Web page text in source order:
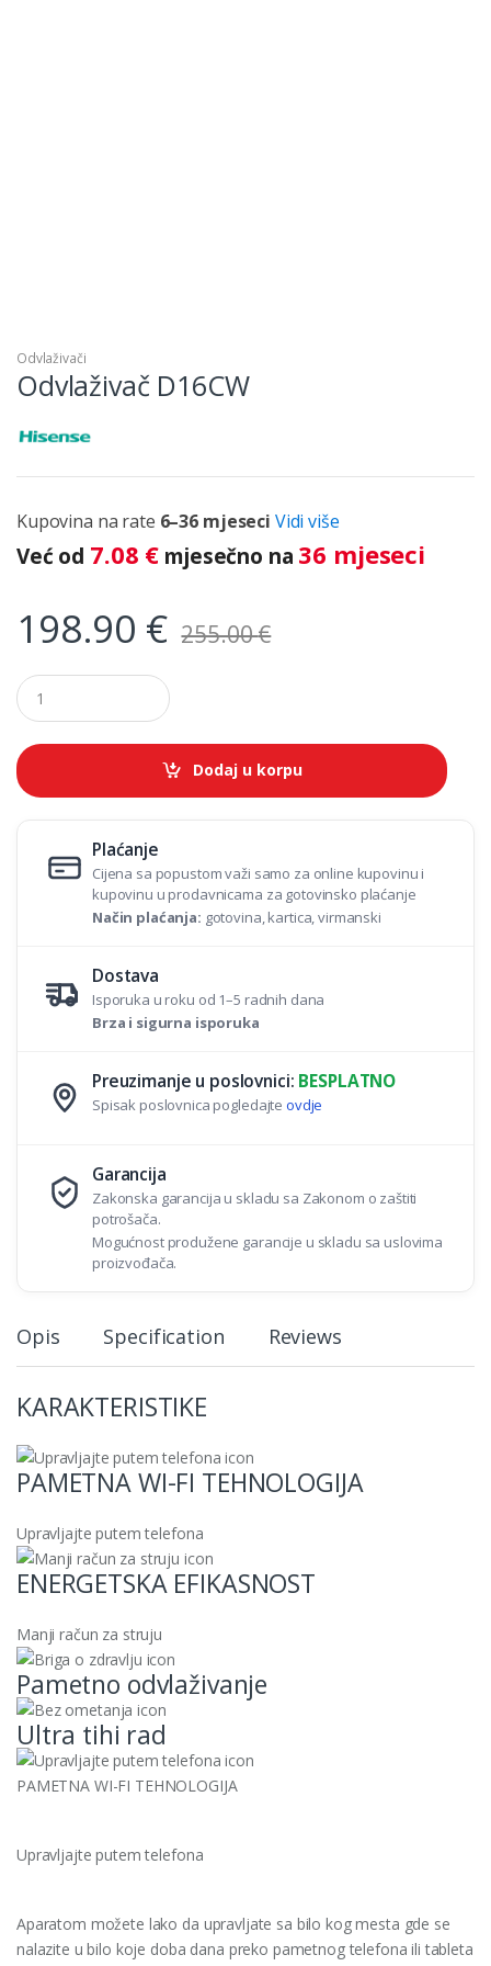
Odvlaživači
Odvlaživač D16CW
Kupovina na rate 6–36 mjeseci Vidi više
Već od 7.08 € mjesečno na 36 mjeseci
198.90 € 255.00€
Q
u
a
t
i
Dodaj u korpu
Plaćanje
Cijena sa popustom važi samo za online kupovinu i
kupovinu u prodavnicama za gotovinsko plaćanje
Način plaćanja: gotovina, kartica, virmanski
Dostava
Isporuka u roku od 1–5 radnih dana
Brza i sigurna isporuka
Preuzimanje u poslovnici: BESPLATNO
Spisak poslovnica pogledajte ovdje
Garancija
Zakonska garancija u skladu sa Zakonom o zaštiti
potrošača.
Mogućnost produžene garancije u skladu sa uslovima
proizvođača.
Opis Specification Reviews
KARAKTERISTIKE
PAMETNA WI-FI TEHNOLOGIJA
Upravljajte putem telefona
ENERGETSKA EFIKASNOST
Manji račun za struju
Pametno odvlaživanje
Ultra tihi rad
PAMETNA WI-FI TEHNOLOGIJA
Upravljajte putem telefona
Aparatom možete lako da upravljate sa bilo kog mesta gde se
nalazite u bilo koje doba dana preko pametnog telefona ili tableta